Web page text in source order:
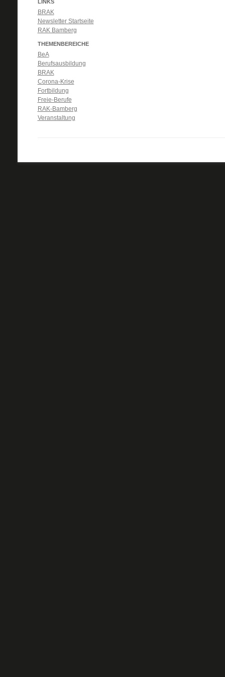
LINKS
BRAK
Newsletter Startseite
RAK Bamberg
THEMENBEREICHE
BeA
Berufsausbildung
BRAK
Corona-Krise
Fortbildung
Freie-Berufe
RAK-Bamberg
Veranstaltung